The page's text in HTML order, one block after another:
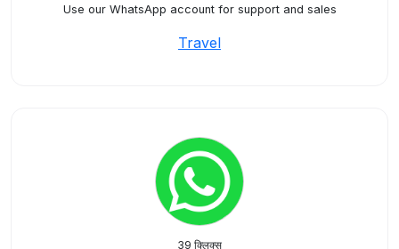
Use our WhatsApp account for support and sales
Travel
39 क्लिक्स